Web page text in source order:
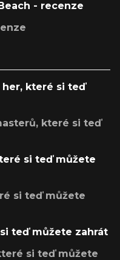
- recenze
které si teď
které si teď
si teď můžete
si teď můžete
teď můžete zahrát
si teď můžete